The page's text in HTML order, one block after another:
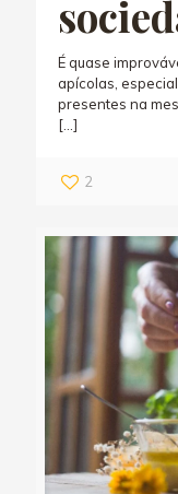
É quase
apícolas,
presentes na
[…]
2